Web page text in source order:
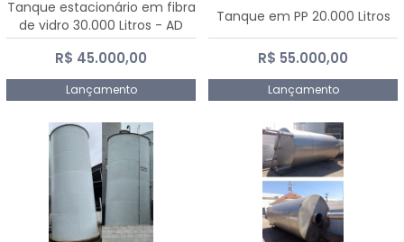
Tanque estacionário em fibra
de vidro 30.000 Litros - AD
Fibras
R$ 45.000,00
Lançamento
Tanque em PP 20.000 Litros
R$ 55.000,00
Lançamento